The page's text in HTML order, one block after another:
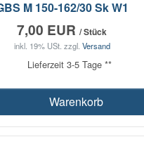
M 150-162/30 Sk W1
7,00 EUR / Stück
inkl. 19% USt. zzgl. Versand
Lieferzeit 3-5 Tage **
Warenkorb